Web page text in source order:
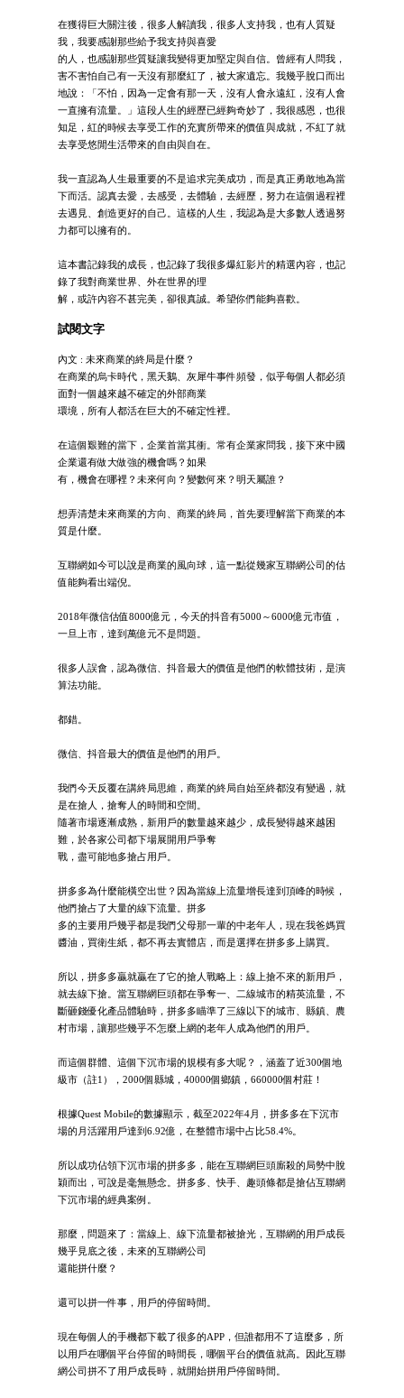
在獲得巨大關注後，很多人解讀我，很多人支持我，也有人質疑
我，我要感謝那些給予我支持與喜愛
的人，也感謝那些質疑讓我變得更加堅定與自信。曾經有人問我，
害不害怕自己有一天沒有那麼紅了，被大家遺忘。我幾乎脫口而出
地說：「不怕，因為一定會有那一天，沒有人會永遠紅，沒有人會
一直擁有流量。」這段人生的經歷已經夠奇妙了，我很感恩，也很
知足，紅的時候去享受工作的充實所帶來的價值與成就，不紅了就
去享受悠閒生活帶來的自由與自在。
我一直認為人生最重要的不是追求完美成功，而是真正勇敢地為當
下而活。認真去愛，去感受，去體驗，去經歷，努力在這個過程裡
去遇見、創造更好的自己。這樣的人生，我認為是大多數人透過努
力都可以擁有的。
這本書記錄我的成長，也記錄了我很多爆紅影片的精選內容，也記
錄了我對商業世界、外在世界的理
解，或許內容不甚完美，卻很真誠。希望你們能夠喜歡。
試閱文字
內文 : 未來商業的終局是什麼？
在商業的烏卡時代，黑天鵝、灰犀牛事件頻發，似乎每個人都必須
面對一個越來越不確定的外部商業
環境，所有人都活在巨大的不確定性裡。
在這個艱難的當下，企業首當其衝。常有企業家問我，接下來中國
企業還有做大做強的機會嗎？如果
有，機會在哪裡？未來何向？變數何來？明天屬誰？
想弄清楚未來商業的方向、商業的終局，首先要理解當下商業的本
質是什麼。
互聯網如今可以說是商業的風向球，這一點從幾家互聯網公司的估
值能夠看出端倪。
2018年微信估值8000億元，今天的抖音有5000～6000億元市值，
一旦上市，達到萬億元不是問題。
很多人誤會，認為微信、抖音最大的價值是他們的軟體技術，是演
算法功能。
都錯。
微信、抖音最大的價值是他們的用戶。
我們今天反覆在講終局思維，商業的終局自始至終都沒有變過，就
是在搶人，搶奪人的時間和空間。
隨著市場逐漸成熟，新用戶的數量越來越少，成長變得越來越困
難，於各家公司都下場展開用戶爭奪
戰，盡可能地多搶占用戶。
拼多多為什麼能橫空出世？因為當線上流量增長達到頂峰的時候，
他們搶占了大量的線下流量。拼多
多的主要用戶幾乎都是我們父母那一輩的中老年人，現在我爸媽買
醬油，買衛生紙，都不再去實體店，而是選擇在拼多多上購買。
所以，拼多多贏就贏在了它的搶人戰略上：線上搶不來的新用戶，
就去線下搶。當互聯網巨頭都在爭奪一、二線城市的精英流量，不
斷砸錢優化產品體驗時，拼多多瞄準了三線以下的城市、縣鎮、農
村市場，讓那些幾乎不怎麼上網的老年人成為他們的用戶。
而這個群體、這個下沉市場的規模有多大呢？，涵蓋了近300個地
級市（註1），2000個縣城，40000個鄉鎮，660000個村莊！
根據Quest Mobile的數據顯示，截至2022年4月，拼多多在下沉市
場的月活躍用戶達到6.92億，在整體市場中占比58.4%。
所以成功佔領下沉市場的拼多多，能在互聯網巨頭廝殺的局勢中脫
穎而出，可說是毫無懸念。拼多多、快手、趣頭條都是搶佔互聯網
下沉市場的經典案例。
那麼，問題來了：當線上、線下流量都被搶光，互聯網的用戶成長
幾乎見底之後，未來的互聯網公司
還能拼什麼？
還可以拼一件事，用戶的停留時間。
現在每個人的手機都下載了很多的APP，但誰都用不了這麼多，所
以用戶在哪個平台停留的時間長，哪個平台的價值就高。因此互聯
網公司拼不了用戶成長時，就開始拼用戶停留時間。